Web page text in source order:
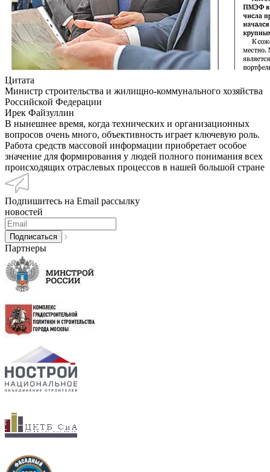
Цитата
Министр строительства и жилищно-коммунального хозяйства
Российской Федерации
Ирек Файзуллин
В нынешнее время, когда технических и организационных
вопросов очень много, объективность играет ключевую роль.
Работа средств массовой информации приобретает особое
значение для формирования у людей полного понимания всех
происходящих отраслевых процессов в нашей большой стране
Подпишитесь на Email рассылку
новостей
Партнеры